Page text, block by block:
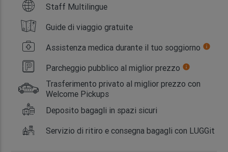
Staff Multilingue
Guide di viaggio gratuite
Assistenza medica durante il tuo soggiorno info
Parcheggio pubblico al miglior prezzo info
Trasferimento privato al miglior prezzo con
Welcome Pickups
Deposito bagagli in spazi sicuri
Servizio di ritiro e consegna bagagli con LUGGit